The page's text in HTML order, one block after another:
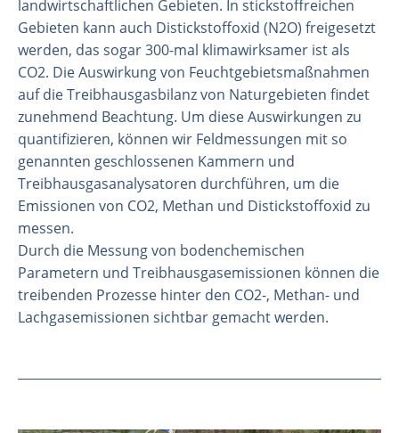
landwirtschaftlichen Gebieten. In stickstoffreichen
Gebieten kann auch Distickstoffoxid (N2O) freigesetzt
werden, das sogar 300-mal klimawirksamer ist als
CO2. Die Auswirkung von Feuchtgebietsmaßnahmen
auf die Treibhausgasbilanz von Naturgebieten findet
zunehmend Beachtung. Um diese Auswirkungen zu
quantifizieren, können wir Feldmessungen mit so
genannten geschlossenen Kammern und
Treibhausgasanalysatoren durchführen, um die
Emissionen von CO2, Methan und Distickstoffoxid zu
messen.
Durch die Messung von bodenchemischen
Parametern und Treibhausgasemissionen können die
treibenden Prozesse hinter den CO2-, Methan- und
Lachgasemissionen sichtbar gemacht werden.